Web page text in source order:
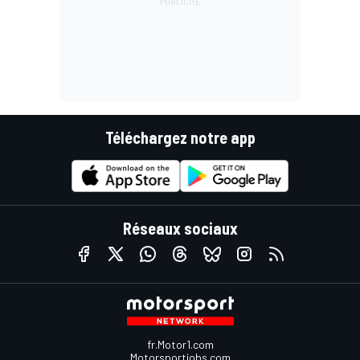
Téléchargez notre app
Réseaux sociaux
fr.Motor1.com
Motorsportjobs.com